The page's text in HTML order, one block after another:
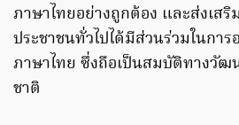
ภาษาไทยอย่างถูกต้อง และส่งเสริ
ประชาชนทั่วไปได้มีส่วนร่วมในก
ภาษาไทย ซึ่งถือเป็นสมบัติทางวัฒ
ชาติ